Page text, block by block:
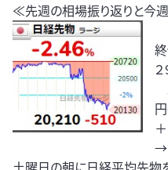
≪先週の相場振り返りと今
→